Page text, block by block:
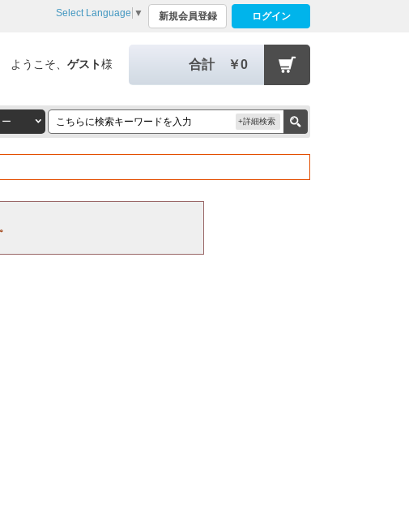
ログイン
新規会員登録
Select Language ▼
ようこそ、 ゲスト様 合計 ￥0
+詳細検索